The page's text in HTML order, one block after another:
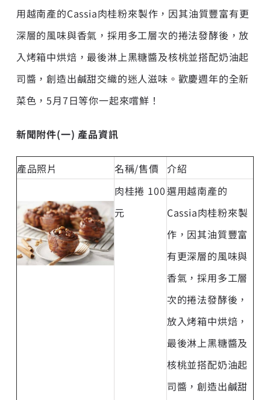
用越南產的Cassia肉桂粉來製作，因其油質豐富有更
深層的風味與香氣，採用多工層次的捲法發酵後，放
入烤箱中烘焙，最後淋上黑糖醬及核桃並搭配奶油起
司醬，創造出鹹甜交織的迷人滋味。歡慶週年的全新
菜色，5月7日等你一起來嚐鮮！
新聞附件(一)產品資訊
產品照片 名稱/售價 介紹
肉桂捲 100
元
選用越南產的
Cassia肉桂粉來製
作，因其油質豐富
有更深層的風味與
香氣，採用多工層
次的捲法發酵後，
放入烤箱中烘焙，
最後淋上黑糖醬及
核桃並搭配奶油起
司醬，創造出鹹甜